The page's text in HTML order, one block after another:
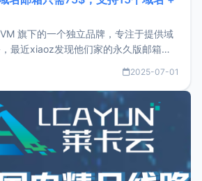
旗下的一个独立品牌，专注于提供域
最近xiaoz发现他们家的永久版邮箱服
妨尝试一下 NameCrane。注册
不支持直接注册，必须要购买
2025-07-01